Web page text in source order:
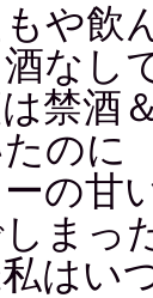
や飲
酒なし
禁酒
のに
の甘
まっ
はい